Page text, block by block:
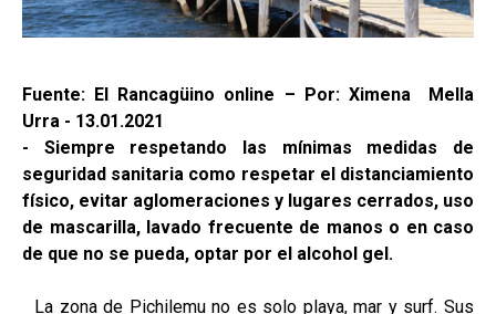
Fuente: El Rancagüino online – Por: Ximena Mella
Urra - 13.01.2021
- Siempre respetando las mínimas medidas de
seguridad sanitaria como respetar el distanciamiento
físico, evitar aglomeraciones y lugares cerrados, uso
de mascarilla, lavado frecuente de manos o en caso
de que no se pueda, optar por el alcohol gel.
La zona de Pichilemu no es solo playa, mar y surf. Sus